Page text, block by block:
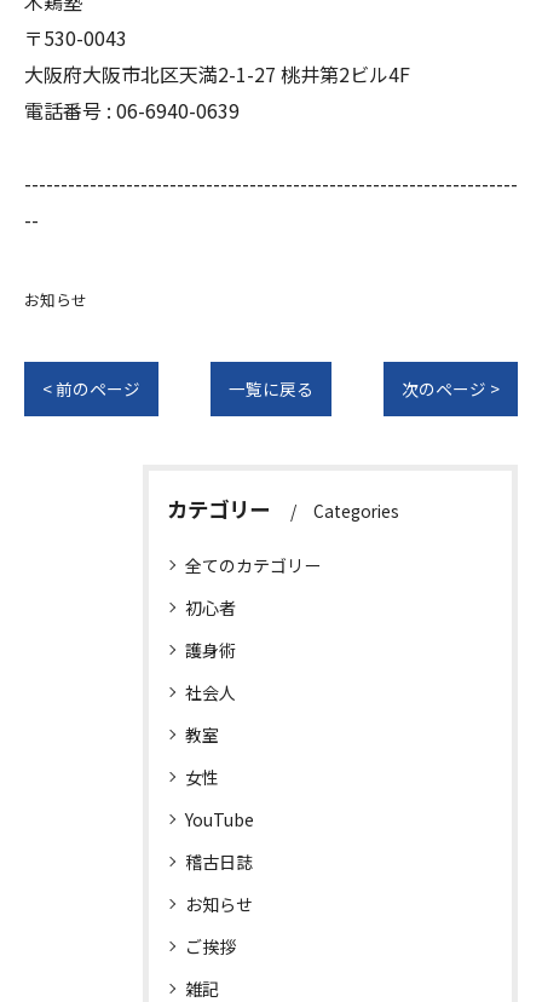
〒530-0043
大阪府大阪市北区天満2-1-27 桃井第2ビル4F
電話番号 : 06-6940-0639
--------------------------------------------------------------------
--
お知らせ
< 前のページ 一覧に戻る 次のページ >
カテゴリー Categories
全てのカテゴリー
初心者
護身術
社会人
教室
女性
YouTube
稽古日誌
お知らせ
ご挨拶
雑記